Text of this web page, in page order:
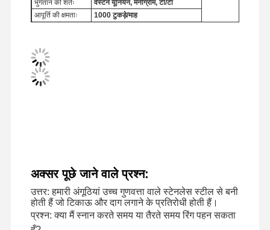
उत्पाद वीडियो हमारे बारे में
भुगतान की शर्तेंः
वेस्टर्न यूनियन, मनीग्राम, टी/टी
आपूर्ति की क्षमताः
1000 टुकड़े/माह
अक्सर पूछे जाने वाले प्रश्न:
उत्तर: हमारी अंगूठियां उच्च गुणवत्ता वाले स्टेनलेस स्टील से बनी
होती हैं जो टिकाऊ और दाग लगाने के प्रतिरोधी होती हैं।
प्रश्न: क्या मैं स्नान करते समय या तैरते समय रिंग पहन सकता